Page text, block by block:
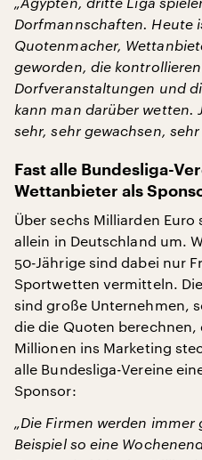
Dorfmannschaften. Heute
Quotenmacher,
geworden, die
Dorfveranstaltungen und
kann man darüber wetten.
sehr, sehr gewachsen,
Fast alle Bundesliga-
Wettanbieter als
Über sechs Milliarden Euro
allein in Deutschland um.
50-Jährige sind dabei nur
Sportwetten vermitteln.
sind große Unternehmen,
die die Quoten
Millionen ins Marketing
alle Bundesliga-Vereine
Sponsor:
„Die Firmen werden
Beispiel so eine